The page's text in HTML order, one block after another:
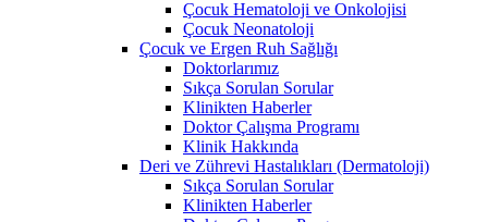
Çocuk Hematoloji ve Onkolojisi
Çocuk Neonatoloji
Çocuk ve Ergen Ruh Sağlığı
Doktorlarımız
Sıkça Sorulan Sorular
Klinikten Haberler
Doktor Çalışma Programı
Klinik Hakkında
Deri ve Zührevi Hastalıkları (Dermatoloji)
Sıkça Sorulan Sorular
Klinikten Haberler